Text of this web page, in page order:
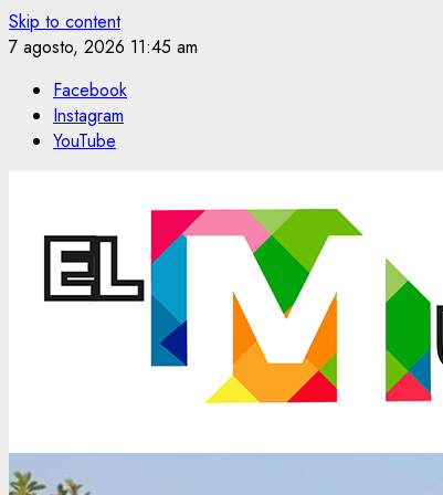
Skip to content
7 agosto, 2026 11:45 am
Facebook
Instagram
YouTube